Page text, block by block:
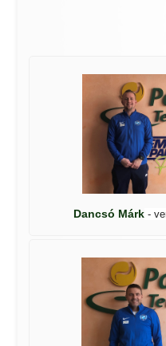
Dancsó Márk -